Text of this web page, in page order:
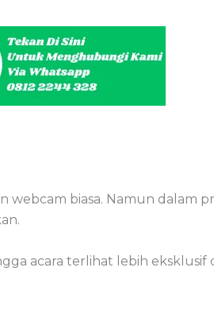
biasa. Namun dalam
acara terlihat lebih eksklusif